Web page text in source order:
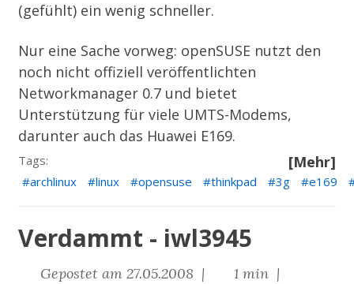
(gefühlt) ein wenig schneller.
Nur eine Sache vorweg: openSUSE nutzt den
noch nicht offiziell veröffentlichten
Networkmanager 0.7 und bietet
Unterstützung für viele UMTS-Modems,
darunter auch das Huawei E169.
[Mehr]
Tags:
archlinux
linux opensuse thinkpad 3g e169
Verdammt - iwl3945
Gepostet am 27.05.2008 |
1 min |